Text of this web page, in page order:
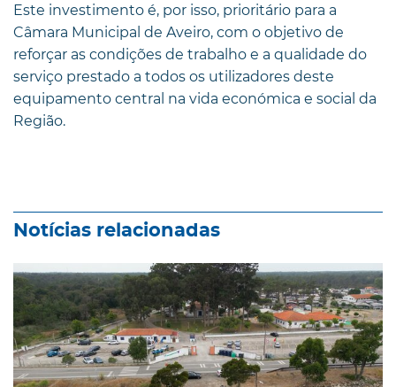
Este investimento é, por isso, prioritário para a
Câmara Municipal de Aveiro, com o objetivo de
reforçar as condições de trabalho e a qualidade do
serviço prestado a todos os utilizadores deste
equipamento central na vida económica e social da
Região.
Notícias relacionadas